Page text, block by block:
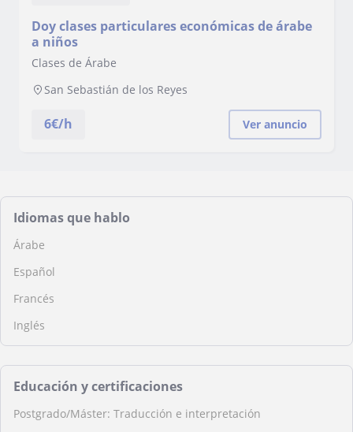
Doy clases particulares económicas de árabe
a niños
Clases de Árabe
San Sebastián de los Reyes
6€/h Ver anuncio
Idiomas que hablo
Árabe
Español
Francés
Inglés
Educación y certificaciones
Postgrado/Máster: Traducción e interpretación